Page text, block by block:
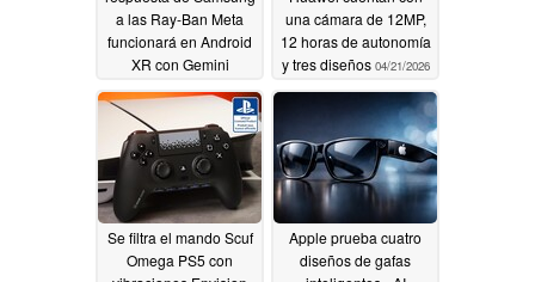
a las Ray-Ban Meta
funcionará en Android
XR con Gemini
04/28/2026
una cámara de 12MP,
12 horas de autonomía
y tres diseños 04/21/2026
Se filtra el mando Scuf
Omega PS5 con
Apple prueba cuatro
diseños de gafas